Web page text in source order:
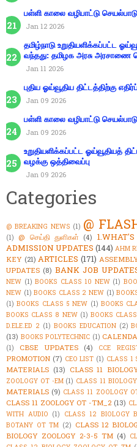
பள்ளி காலை வழிபாட்டு
Jan 12 2026
தமிழ்நாடு உறுதியளிக்கப்பட்ட
வந்தது: தமிழக அரசு அரசாணை
Jan 11 2026
புதிய ஓய்வூதிய திட்டத்திற்கு
Jan 09 2026
பள்ளி காலை வழிபாட்டு
Jan 09 2026
உறுதியளிக்கப்பட்ட ஓய்வூதியத்
வழக்கு ஒத்திவைப்பு
Jan 09 2026
Categories
@ BREAKING NEWS (1) @
(1) @ செய்தி துளிகள் (4)
ADMISSION UPDATES (144) AHM
KEY (21) ARTICLES (171)
UPDATES (8) BANK JOB
NEW (1) BOOKS CLASS 10 NEW (1)
NEW (1) BOOKS CLASS 2 NEW (1)
(1) BOOKS CLASS 5 NEW (1) BOOKS
BOOKS CLASS 8 NEW (1) BOOKS
D.ELE.ED 2 (1) BOOKS EDUCATION (2)
(13) BOOKS POLYTECHNIC (1)
(1)
CBSE UPDATES (4) CCE
PROMOTION (7) CEO LIST (1) CLASS 1
MATERIALS (13) CLASS 11
ZOOLOGY OT -EM (1) CLASS 11
MATERIALS (9) CLASS 11 ZOOLOGY
CLASS 11 ZOOLOGY OT -TM_2 (13)
WITH AUDIO (1) CLASS 12 BIOLOGY
BOTANY OT TM (2) CLASS 12
BIOLOGY ZOOLOGY 2-3-5 TM (4)